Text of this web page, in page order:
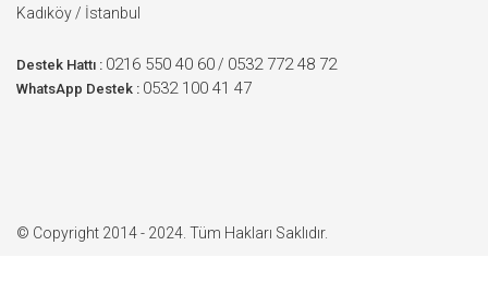
Kadıköy / İstanbul
Destek Hattı : 0216 550 40 60 / 0532 772 48 72
WhatsApp Destek : 0532 100 41 47
© Copyright 2014 - 2024. Tüm Hakları Saklıdır.